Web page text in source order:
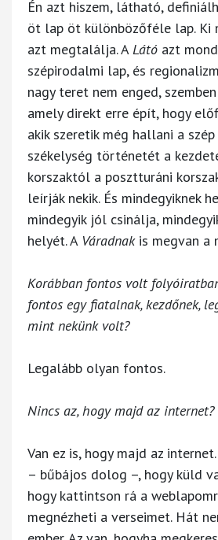
Én azt hiszem, látható,
öt lap öt különbözőféle lap. Ki
azt megtalálja. A Látó azt
szépirodalmi lap, és
nagy teret nem enged,
amely direkt erre épít, hogy
akik szeretik még hallani a
székelység történetét a
korszaktól a posztturáni
leírják nekik. És mindegyiknek
mindegyik jól csinálja,
helyét. A Váradnakis megvan a
Korábban fontos volt
fontos egy fiatalnak, kezdőnek,
mint nekünk volt?
Legalább olyan fontos.
Nincs az, hogy majd az internet?
Van ez is, hogy majd az
– bűbájos dolog –, hogy küld
hogy kattintson rá a
megnézheti a verseimet. Hát